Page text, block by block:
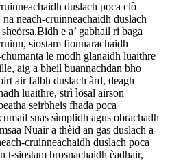
duslach poca clò
neach-cruinneachaidh duslach
e a’ gabhail ri baga
siostam fionnarachaidh
le modh glanaidh luaithre
aig a bheil buannachdan bho
air falbh duslach àrd, deagh
luaithre, strì ìosal airson
seirbheis fhada poca
suas sìmplidh agus obrachadh
Nuair a thèid an gas duslach a-
cruinneachaidh duslach poca
t-siostam brosnachaidh èadhair,